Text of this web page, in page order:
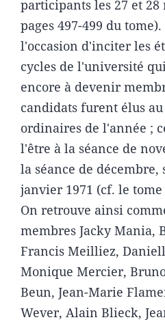
participants les 27 et
pages 497-499 du
l'occasion d'inciter les
cycles de l'université
encore à devenir
candidats furent élus au
ordinaires de l'année ;
l'être à la séance de
la séance de décembre,
janvier 1971 (cf. le
On retrouve ainsi
membres Jacky Mania,
Francis Meilliez,
Monique Mercier,
Beun, Jean-Marie
Wever, Alain Blieck,